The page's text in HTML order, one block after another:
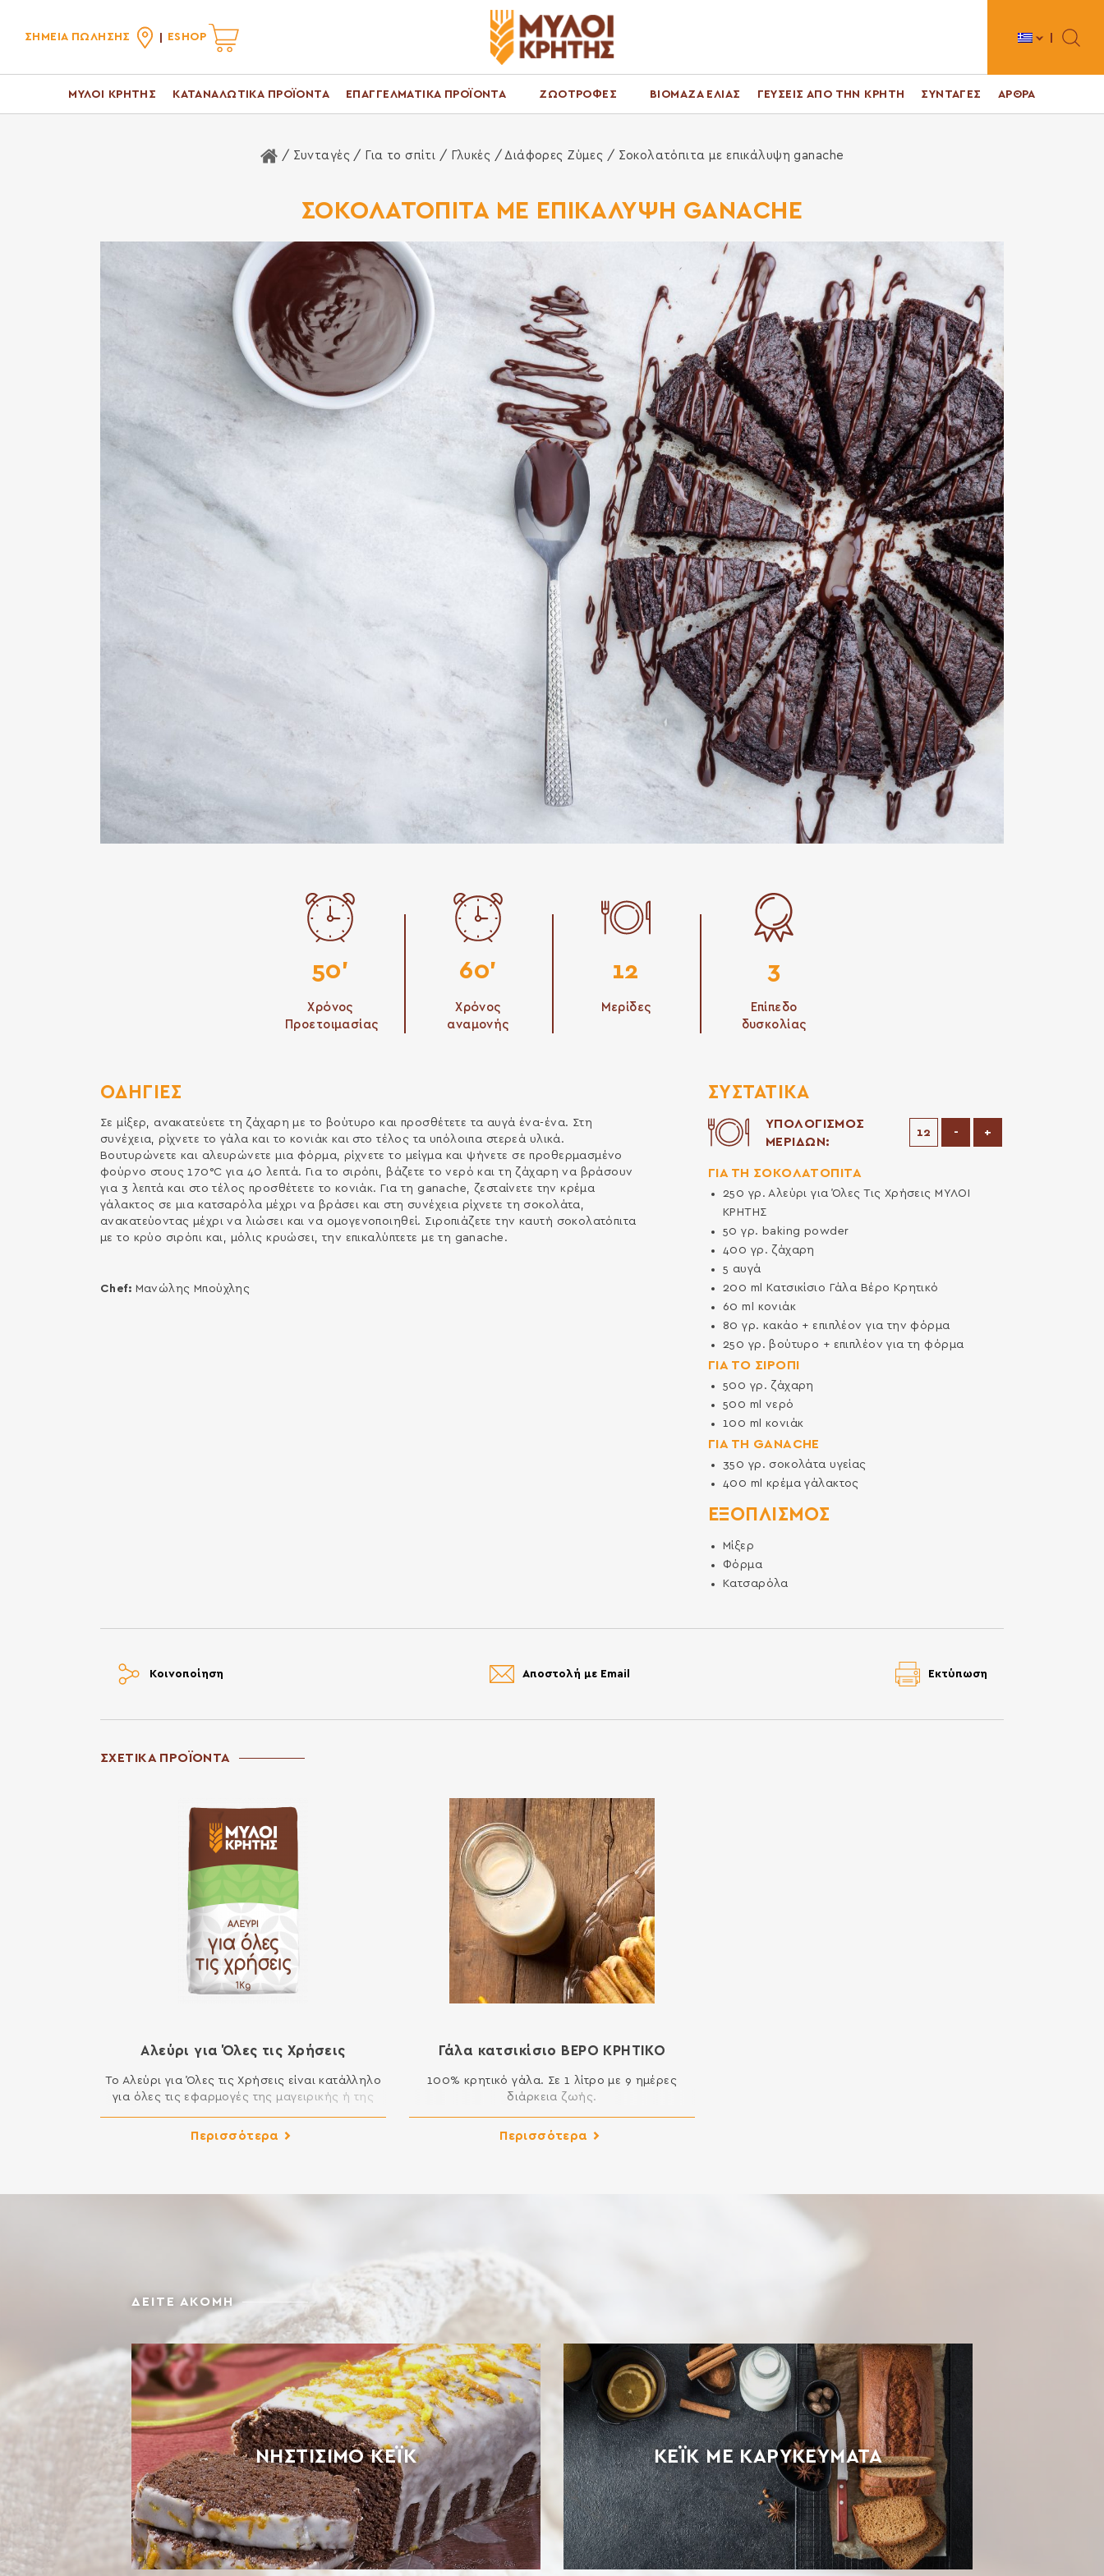
ΣΗΜΕΙΑ ΠΩΛΗΣΗΣ ESHOP Toggle
ΜΥΛΟΙ ΚΡΗΤΗΣ ΚΑΤΑΝΑΛΩΤΙΚΑ ΠΡΟΪΟΝΤΑ ΕΠΑΓΓΕΛΜΑΤΙΚΑ ΠΡΟΪΟΝΤΑ ΖΩΟΤΡΟΦΕΣ ΒΙΟΜΑΖΑ ΕΛΙΑΣ ΓΕΥΣΕΙΣ ΑΠΟ ΤΗΝ ΚΡΗΤΗ ΣΥΝΤΑΓΕΣ ΑΡΘΡΑ
Αρχική Σελίδα
/ Συνταγές / Για το σπίτι / Γλυκές /Διάφορες Ζύμες / Σοκολατόπιτα με επικάλυψη ganache
ΣΟΚΟΛΑΤΟΠΙΤΑ ΜΕ ΕΠΙΚΑΛΥΨΗ GANACHE
50'
Χρόνος
Προετοιμασίας
60'
Χρόνος
αναμονής
12
Μερίδες
3
Επίπεδο
δυσκολίας
ΟΔΗΓΙΕΣ
Σε μίξερ, ανακατεύετε τη ζάχαρη με το βούτυρο και προσθέτετε τα αυγά ένα-ένα. Στη
συνέχεια, ρίχνετε το γάλα και το κονιάκ και στο τέλος τα υπόλοιπα στερεά υλικά.
Βουτυρώνετε και αλευρώνετε μια φόρμα, ρίχνετε το μείγμα και ψήνετε σε προθερμασμένο
φούρνο στους 170°C για 40 λεπτά. Για το σιρόπι, βάζετε το νερό και τη ζάχαρη να βράσουν
για 3 λεπτά και στο τέλος προσθέτετε το κονιάκ. Για τη ganache, ζεσταίνετε την κρέμα
γάλακτος σε μια κατσαρόλα μέχρι να βράσει και στη συνέχεια ρίχνετε τη σοκολάτα,
ανακατεύοντας μέχρι να λιώσει και να ομογενοποιηθεί. Σιροπιάζετε την καυτή σοκολατόπιτα
με το κρύο σιρόπι και, μόλις κρυώσει, την επικαλύπτετε με τη ganache.
Chef: Μανώλης Μπούχλης
ΣΥΣΤΑΤΙΚΆ
ΥΠΟΛΟΓΙΣΜΟΣ
ΜΕΡΙΔΩΝ:
-Μείωση μερίδων
+
ΓΙΑ ΤΗ ΣΟΚΟΛΑΤΟΠΙΤΑ
250 γρ.Αλεύρι για Όλες Τις Χρήσεις ΜΥΛΟΙ
ΚΡΗΤΗΣ
50γρ. baking powder
400 γρ. ζάχαρη
5 αυγά
200 ml
Κατσικίσιο Γάλα Βέρο Κρητικό
60ml κονιάκ
80γρ. κακάο + επιπλέον για την φόρμα
250 γρ. βούτυρο + επιπλέον για τη φόρμα
ΓΙΑ ΤΟ ΣΙΡΟΠΙ
500 γρ. ζάχαρη
500 ml νερό
100 ml κονιάκ
ΓΙΑ ΤΗ GANACHE
350 γρ. σοκολάτα υγείας
400 ml κρέμα γάλακτος
ΕΞΟΠΛΙΣΜΌΣ
Μίξερ
Φόρμα
Κατσαρόλα
Κοινοποίηση Αποστολή με Email Εκτύπωση
ΣΧΕΤΙΚΑ ΠΡΟΪΟΝΤΑ
Αλεύρι για Όλες τις Χρήσεις
Το Αλεύρι για Όλες τις Χρήσεις είναι κατάλληλο
για όλες τις εφαρμογές της μαγειρικής ή της
να φτιάξετε μοναδικά κέικ, μελομακάρονα,
ΚΑΤΗΓΟΡΙΑΣ Μ ΑΠΟ ΜΑΛΑΚΟ ΣΙΤΑΡΙ Περιέχει
Περισσότερα
Γάλα κατσικίσιο ΒΕΡΟ ΚΡΗΤΙΚΟ
100% κρητικό γάλα. Σε 1 λίτρο με 9 ημέρες
διάρκεια ζωής.
Περισσότερα
ΔΕΙΤΕ ΑΚΟΜΗ
ΝΗΣΤΊΣΙΜΟ ΚΈΙΚ ΚΕΪΚ ΜΕ ΚΑΡΥΚΕΥΜΑΤΑ